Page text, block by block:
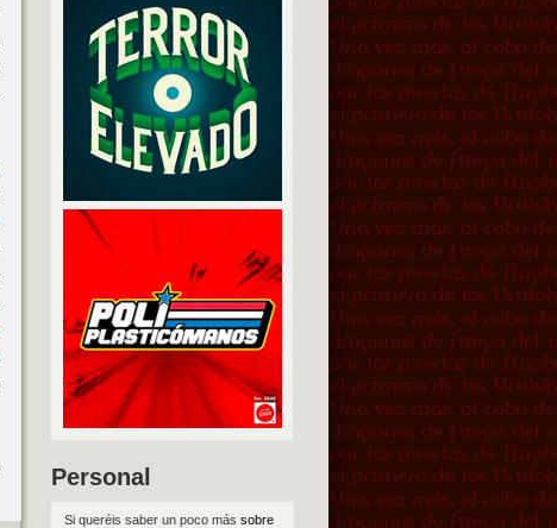
Personal
Si queréis saber un poco más sobre